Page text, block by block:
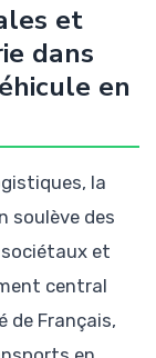
et
dans
en
la
soulève des
et
central
de Français,